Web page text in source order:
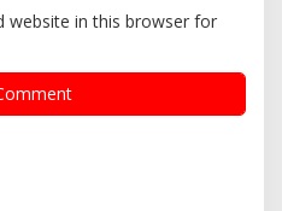
website in this browser for